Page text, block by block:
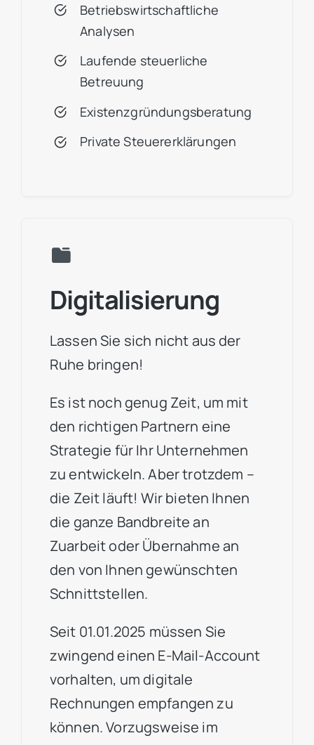
Betriebswirtschaftliche
Analysen
Laufende steuerliche
Betreuung
Existenzgründungsberatung
Private Steuererklärungen
Digitalisierung
Lassen Sie sich nicht aus der
Ruhe bringen!
Es ist noch genug Zeit, um mit
den richtigen Partnern eine
Strategie für Ihr Unternehmen
zu entwickeln. Aber trotzdem –
die Zeit läuft! Wir bieten Ihnen
die ganze Bandbreite an
Zuarbeit oder Übernahme an
den von Ihnen gewünschten
Schnittstellen.
Seit 01.01.2025 müssen Sie
zwingend einen E-Mail-Account
vorhalten, um digitale
Rechnungen empfangen zu
können. Vorzugsweise im